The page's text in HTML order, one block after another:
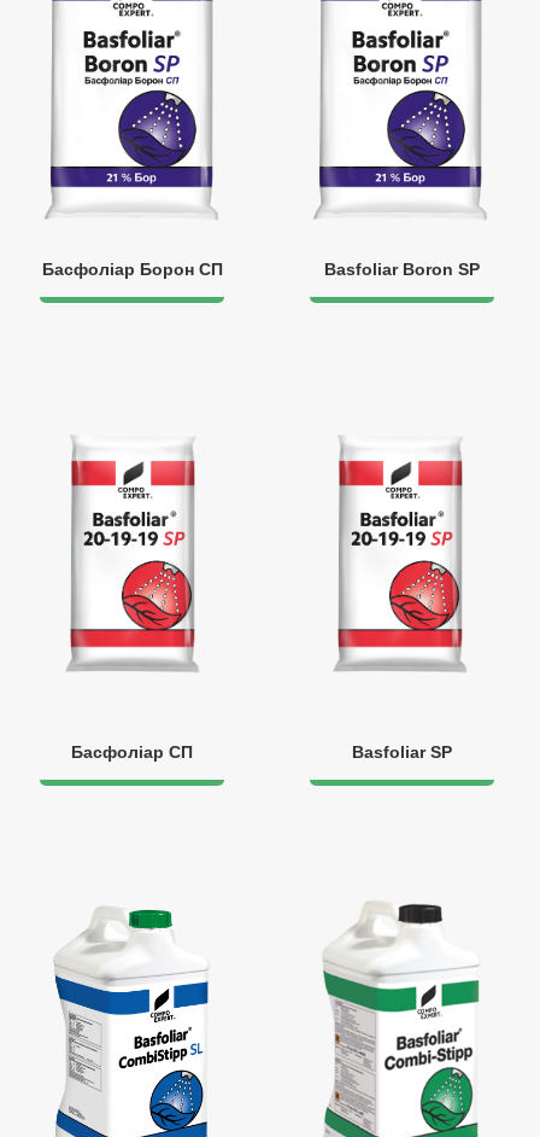
Басфоліар Борон СП Basfoliar Boron SP
Басфоліар СП Basfoliar SP